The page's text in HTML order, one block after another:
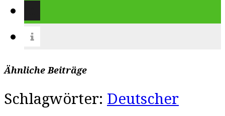
Ähnliche Beiträge
Schlagwörter: Deutscher